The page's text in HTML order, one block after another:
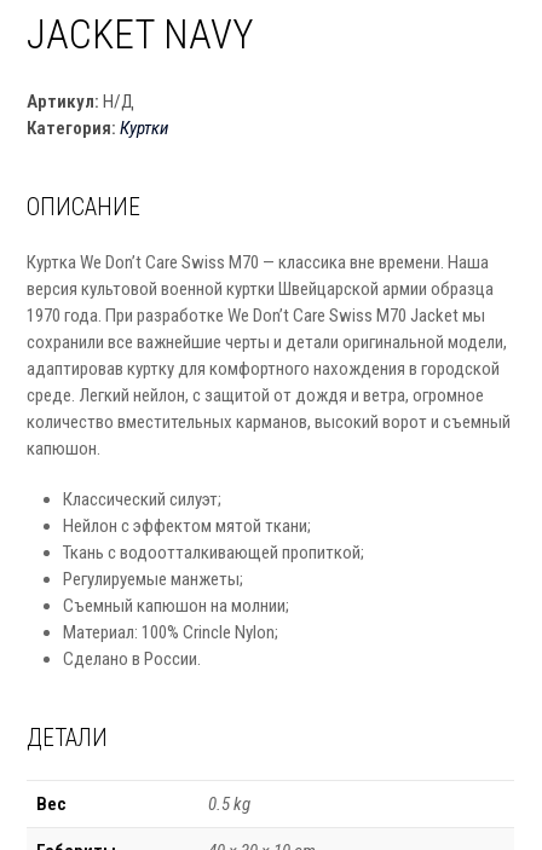
JACKET NAVY
Артикул:Н/Д
Категория:Куртки
ОПИСАНИЕ
Куртка We Don’t Care Swiss M70 — классика вне времени. Наша
версия культовой военной куртки Швейцарской армии образца
1970 года. При разработке We Don’t Care Swiss М70 Jacket мы
сохранили все важнейшие черты и детали оригинальной модели,
адаптировав куртку для комфортного нахождения в городской
среде. Легкий нейлон, с защитой от дождя и ветра, огромное
количество вместительных карманов, высокий ворот и съемный
капюшон.
Классический силуэт;
Нейлон с эффектом мятой ткани;
Ткань с водоотталкивающей пропиткой;
Регулируемые манжеты;
Съемный капюшон на молнии;
Материал: 100% Crincle Nylon;
Сделано в России.
ДЕТАЛИ
Вес 0.5 kg